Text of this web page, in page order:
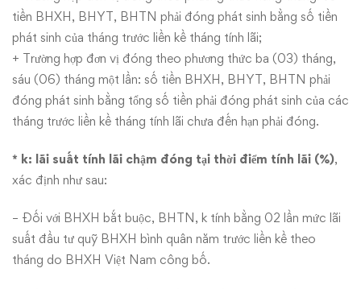
tiền BHXH, BHYT, BHTN phải đóng phát sinh bằng số tiền
phát sinh của tháng trước liền kề tháng tính lãi;
+ Trường hợp đơn vị đóng theo phương thức ba (03) tháng,
sáu (06) tháng một lần: số tiền BHXH, BHYT, BHTN phải
đóng phát sinh bằng tổng số tiền phải đóng phát sinh của các
tháng trước liền kề tháng tính lãi chưa đến hạn phải đóng.
* k: lãi suất tính lãi chậm đóng tại thời điểm tính lãi (%),
xác định như sau:
– Đối với BHXH bắt buộc, BHTN, k tính bằng 02 lần mức lãi
suất đầu tư quỹ BHXH bình quân năm trước liền kề theo
tháng do BHXH Việt Nam công bố.